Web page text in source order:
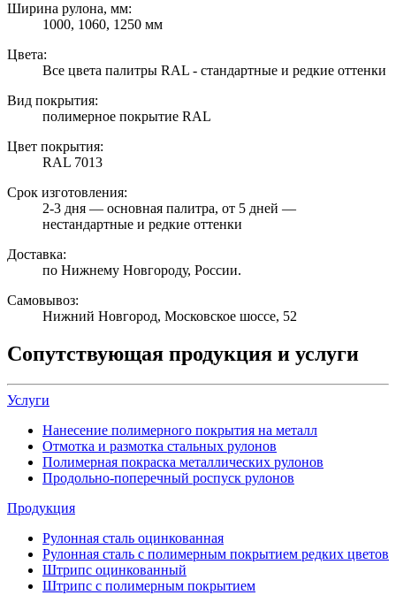
Ширина рулона, мм:
1000, 1060, 1250 мм
Цвета:
Все цвета палитры RAL - стандартные и редкие оттенки
Вид покрытия:
полимерное покрытие RAL
Цвет покрытия:
RAL 7013
Срок изготовления:
2-3 дня — основная палитра, от 5 дней —
нестандартные и редкие оттенки
Доставка:
по Нижнему Новгороду, России.
Самовывоз:
Нижний Новгород, Московское шоссе, 52
Сопутствующая продукция и услуги
Услуги
Нанесение полимерного покрытия на металл
Отмотка и размотка стальных рулонов
Полимерная покраска металлических рулонов
Продольно-поперечный роспуск рулонов
Продукция
Рулонная сталь оцинкованная
Рулонная сталь с полимерным покрытием редких цветов
Штрипс оцинкованный
Штрипс с полимерным покрытием